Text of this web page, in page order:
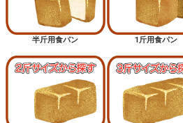
半斤用食パン 1斤用食パン